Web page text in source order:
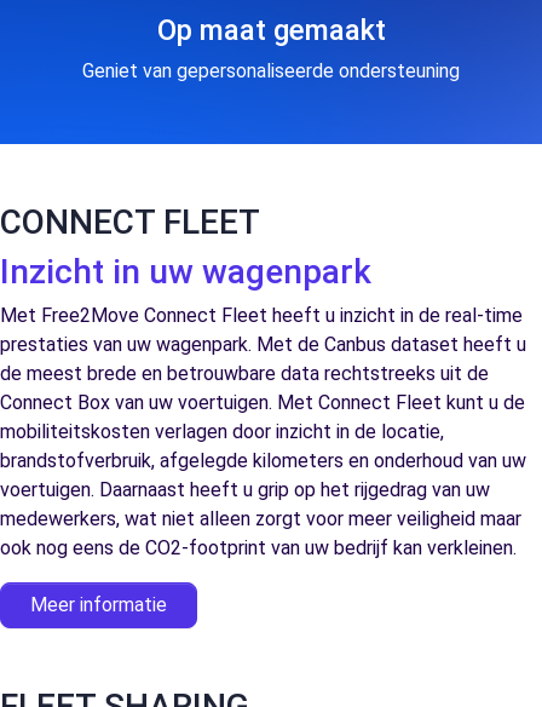
Op maat gemaakt
Geniet van gepersonaliseerde ondersteuning
CONNECT FLEET
Inzicht in uw wagenpark
Met Free2Move Connect Fleet heeft u inzicht in de real-time
prestaties van uw wagenpark. Met de Canbus dataset heeft u
de meest brede en betrouwbare data rechtstreeks uit de
Connect Box van uw voertuigen. Met Connect Fleet kunt u de
mobiliteitskosten verlagen door inzicht in de locatie,
brandstofverbruik, afgelegde kilometers en onderhoud van uw
voertuigen. Daarnaast heeft u grip op het rijgedrag van uw
medewerkers, wat niet alleen zorgt voor meer veiligheid maar
ook nog eens de CO2-footprint van uw bedrijf kan verkleinen.
Meer informatie